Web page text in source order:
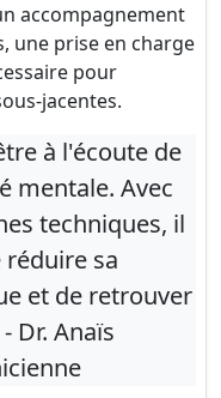
accompagnement
une prise en charge
pour
jacentes.
à l'écoute de
mentale. Avec
techniques, il
sa
et de retrouver
Dr. Anaïs